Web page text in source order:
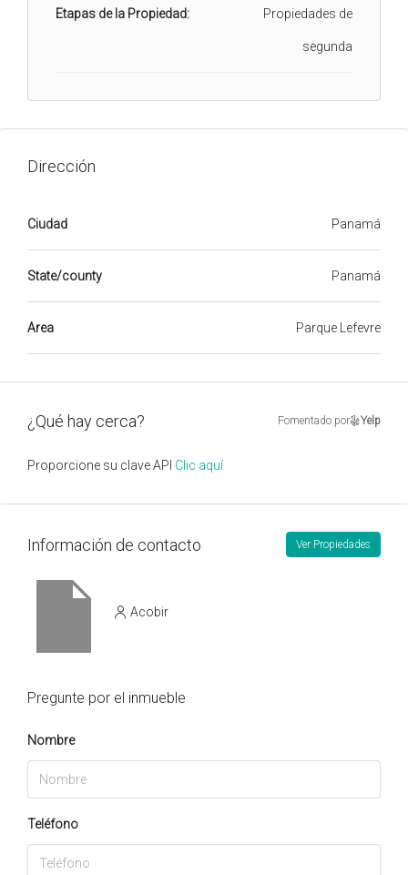
Etapas de la Propiedad: Propiedades de
segunda
Dirección
Ciudad Panamá
State/county Panamá
Area Parque Lefevre
¿Qué hay cerca? Fomentado por Yelp
Proporcione su clave API Clic aquí
Información de contacto Ver Propiedades
Acobir
Pregunte por el inmueble
Nombre
Teléfono